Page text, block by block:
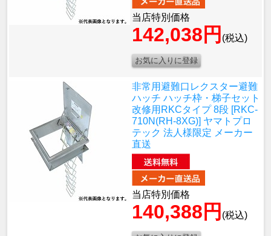
当店特別価格
142,038円 (税込)
非常用避難口レクスター避難
ハッチ ハッチ枠・梯子セット
改修用RKCタイプ 8段 [RKC-
710N(RH-8XG)] ヤマトプロ
テック 法人様限定 メーカー
直送
当店特別価格
140,388円 (税込)